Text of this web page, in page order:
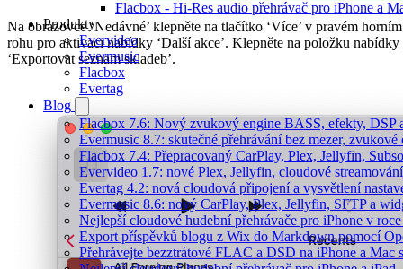
Flacbox - Hi-Res audio přehrávač pro iPhone a
Produkty
Evervideo
Evermusic
Flacbox
Evertag
Blog
Flacbox 7.6: Nový zvukový engine BASS, efekty, DSP
Evermusic 8.7: skutečné přehrávání bez mezer,
Flacbox 7.4: Přepracovaný CarPlay, Plex, Jellyfin,
Evervideo 1.7: nové Plex, Jellyfin, cloudové
Evertag 4.2: nová cloudová připojení a vysvětlení
Evermusic 8.6: nový CarPlay, Plex, Jellyfin, SFTP a
Nejlepší cloudové hudební přehrávače pro iPhone v
Export příspěvků blogu z Wix do Markdown pomocí
Přehrávejte bezztrátové FLAC a DSD na iPhone a Mac
Na obrazovce ‘Nedávné’ klepněte na tlačítko ‘Více’ v pravém horním
rohu pro aktivaci nabídky ‘Další akce’. Klepněte na položku nabídky
‘Exportovat seznam skladeb’.